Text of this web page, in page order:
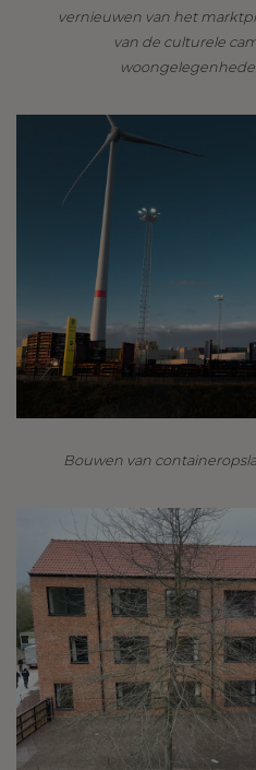
vernieuwen van het
van de culturele
Bouwen van